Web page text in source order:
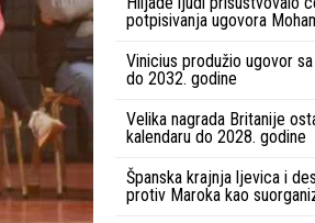
potpisivanja ugovora
Vinicius produžio ugovor
do 2032. godine
Velika nagrada Britanije
kalendaru do 2028. godine
Španska krajnja ljevica i
protiv Maroka kao